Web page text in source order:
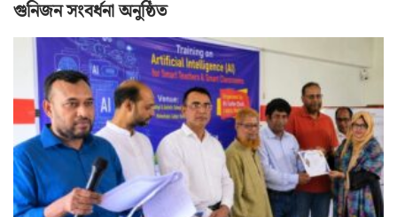
গুনিজন সংবর্ধনা অনুষ্ঠিত